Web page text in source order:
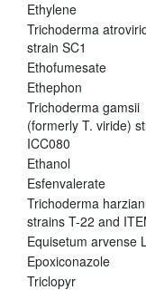
Ethylene
Trichoderma
strain SC1
Ethofumesate
Ethephon
Trichoderma gamsii
(formerly T. viride)
ICC080
Ethanol
Esfenvalerate
Trichoderma
strains T-22 and
Equisetum arvense
Epoxiconazole
Triclopyr